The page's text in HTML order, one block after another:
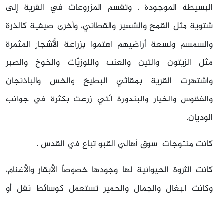
البسيطة الموجودة ، وتقسم المزروعات في القرية إلى
شتوية مثل القمح والشعير والقطاني، وأخرى صيفية كالذرة
والسمسم ولسعة أراضيهم اهتموا بزراعة الأشجار المثمرة
مثل الزيتون والتين والعنب واللوزيّات والخوخ والصبر
واشتهرت القرية بمقاثي البطيخ والخس والباذنجان
والفقوس والخيار والبندورة الّتي زرعت بكثرة في جوانب
الوديان.
كانت منتوجات سوق أهالي القبو تباع في القدس .
كانت الثروة الحيوانية لها وجودها خصوصاً الأبقار والأغنام،
وكانت البغال والجمال والحمير تستعمل كوسائط نقل أو